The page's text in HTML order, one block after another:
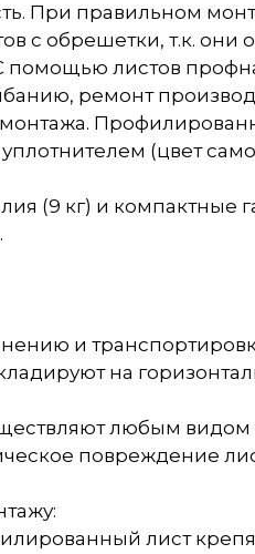
При правильном
с обрешетки, т.к.
помощью листов
ремонт
монтажа.
(цвет
(9 кг) и компактные
и
на
любым
повреждение
лист